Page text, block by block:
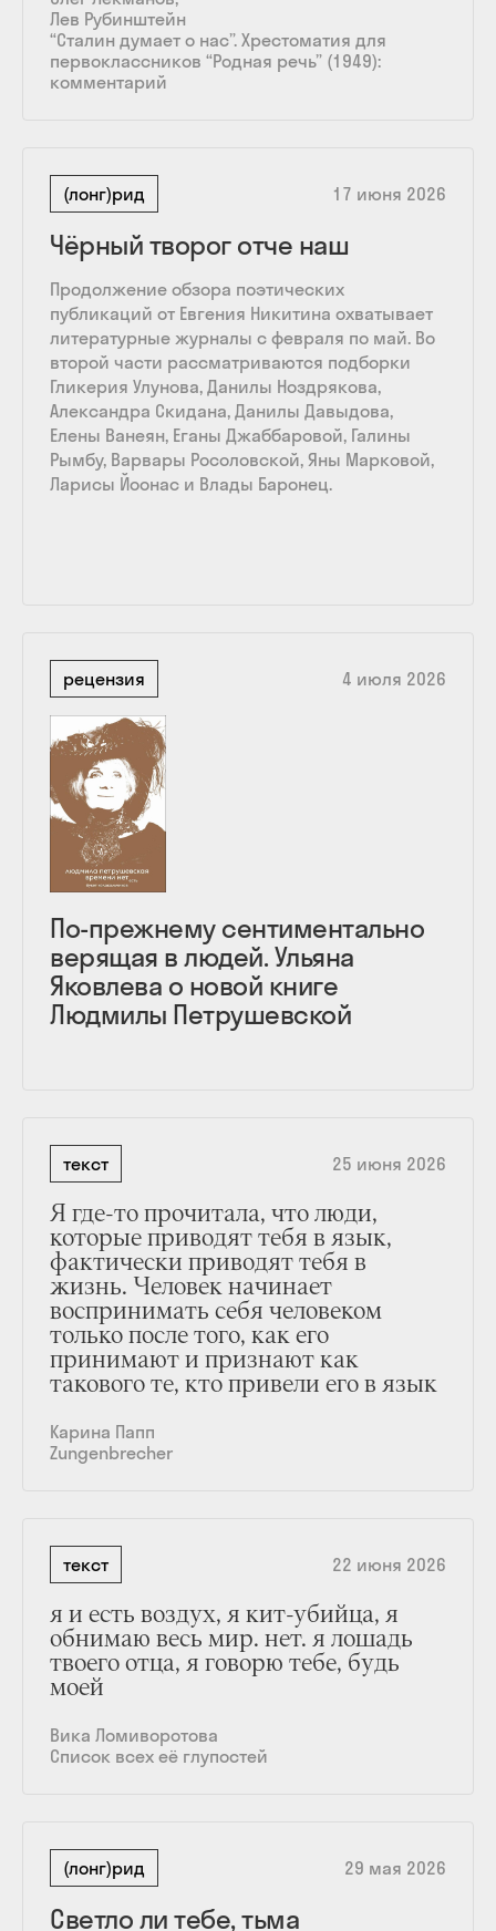
Лев Рубинштейн
“Сталин думает о нас”. Хрестоматия для
первоклассников “Родная речь” (1949):
комментарий
(лонг)рид 17 июня 2026
Чёрный творог отче наш
Продолжение обзора поэтических
публикаций от Евгения Никитина охватывает
литературные журналы с февраля по май. Во
второй части рассматриваются подборки
Гликерия Улунова, Данилы Ноздрякова,
Александра Скидана, Данилы Давыдова,
Елены Ванеян, Еганы Джаббаровой, Галины
Рымбу, Варвары Росоловской, Яны Марковой,
Ларисы Йоонас и Влады Баронец.
рецензия 4 июля 2026
По-прежнему сентиментально
верящая в людей. Ульяна
Яковлева о новой книге
Людмилы Петрушевской
текст 25 июня 2026
Я где-то прочитала, что люди,
которые приводят тебя в язык,
фактически приводят тебя в
жизнь. Человек начинает
воспринимать себя человеком
только после того, как его
принимают и признают как
такового те, кто привели его в язык
Карина Папп
Zungenbrecher
текст 22 июня 2026
я и есть воздух, я кит-убийца, я
обнимаю весь мир. нет. я лошадь
твоего отца, я говорю тебе, будь
моей
Вика Ломиворотова
Список всех её глупостей
(лонг)рид 29 мая 2026
Светло ли тебе, тьма